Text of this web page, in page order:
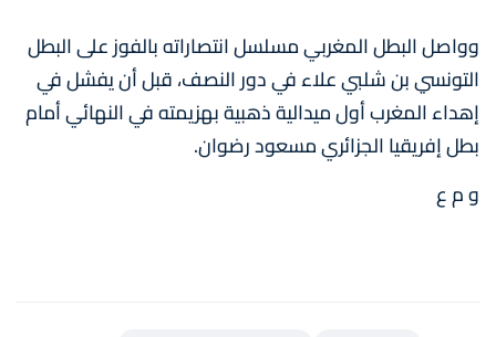
وواصل البطل المغربي مسلسل انتصاراته بالفوز على البطل
التونسي بن شلبي علاء في دور النصف، قبل أن يفشل في
إهداء المغرب أول ميدالية ذهبية بهزيمته في النهائي أمام
بطل إفريقيا الجزائري مسعود رضوان.
و م ع